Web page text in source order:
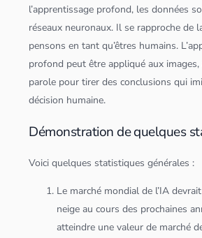
l’apprentissage profond, lesdonnées
réseaux neuronaux. Il se rapproche de
pensons en tant qu’êtres humains.
profond peut être appliqué aux
parole pour tirer des conclusions qui
décision humaine.
Démonstration de quelques
Voici quelques statistiques générales :
Le marché mondial de l’IA
neige au cours des prochaines
atteindre une valeur de marché